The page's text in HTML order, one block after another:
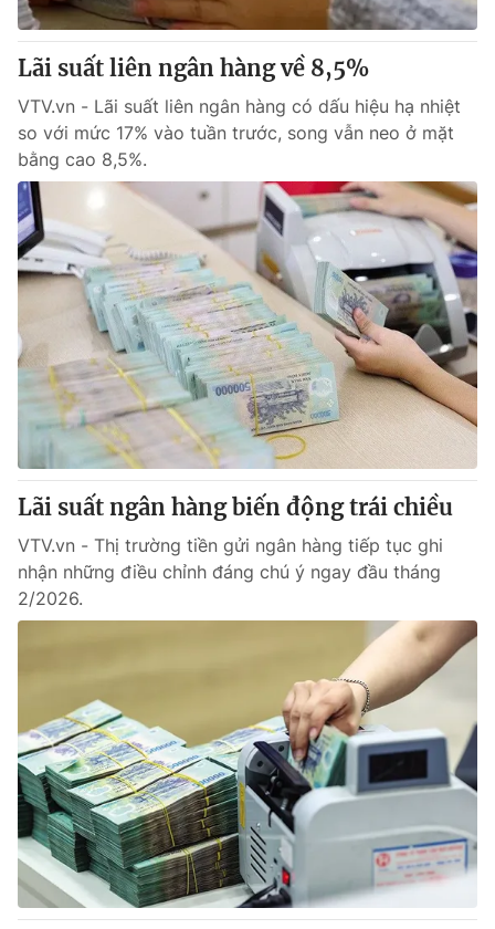
Lãi suất liên ngân hàng về 8,5%
VTV.vn - Lãi suất liên ngân hàng có dấu hiệu hạ nhiệt
so với mức 17% vào tuần trước, song vẫn neo ở mặt
bằng cao 8,5%.
Lãi suất ngân hàng biến động trái chiều
VTV.vn - Thị trường tiền gửi ngân hàng tiếp tục ghi
nhận những điều chỉnh đáng chú ý ngay đầu tháng
2/2026.